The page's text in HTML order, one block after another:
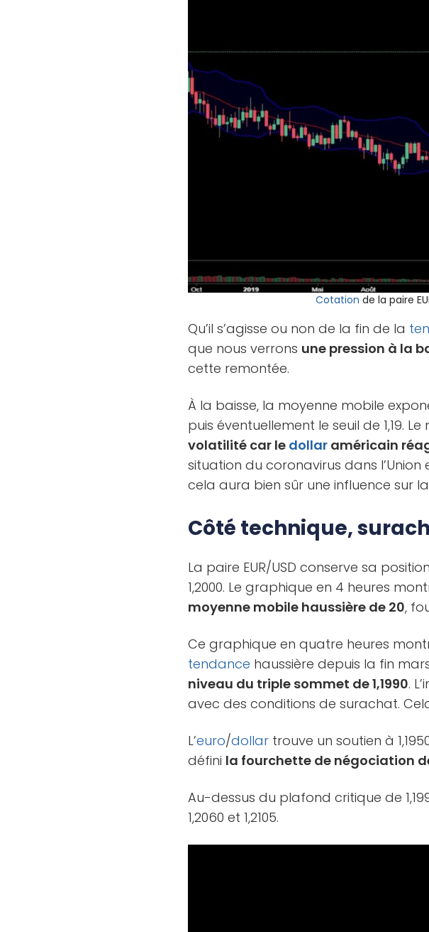
Cotation de la paire
Qu’il s’agisse ou non de la fin de la
que nous verrons une pression à la
cette remontée.
À la baisse, la moyenne mobile
puis éventuellement le seuil de 1,19.
volatilité car le dollar américain
situation du coronavirus dans
cela aura bien sûr une influence sur
Côté technique,
La paire EUR/USD conserve sa
1,2000. Le graphique en 4 heures
moyenne mobile haussière de 20,
Ce graphique en quatre heures
tendance haussière depuis la fin
niveau du triple sommet de 1,1990.
avec des conditions de surachat.
L’euro/dollar trouve un soutien à
défini la fourchette de négociation
Au-dessus du plafond critique de
1,2060 et 1,2105.